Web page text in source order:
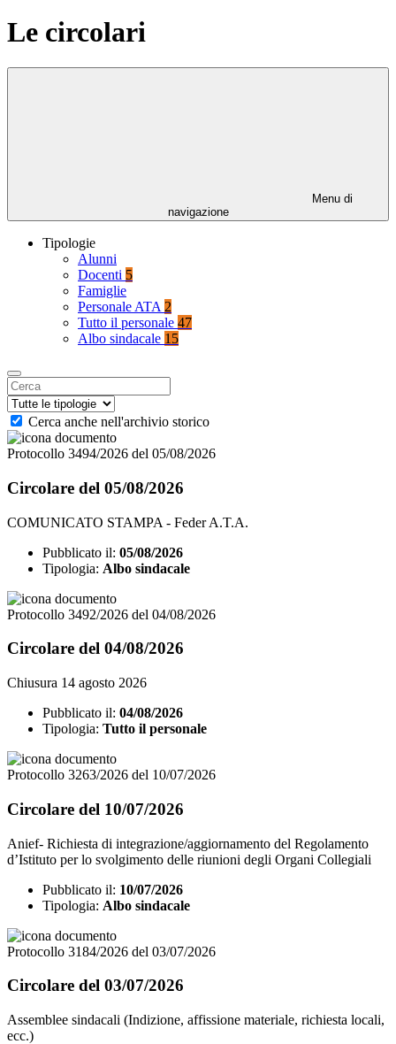
Le circolari
Menu di
navigazione
Tipologie
Alunni
Docenti 5
Famiglie
Personale ATA 2
Tutto il personale 47
Albo sindacale 15
Cerca anche nell'archivio storico
Protocollo 3494/2026 del 05/08/2026
Circolare del 05/08/2026
COMUNICATO STAMPA - Feder A.T.A.
Pubblicato il: 05/08/2026
Tipologia: Albo sindacale
Protocollo 3492/2026 del 04/08/2026
Circolare del 04/08/2026
Chiusura 14 agosto 2026
Pubblicato il: 04/08/2026
Tipologia: Tutto il personale
Protocollo 3263/2026 del 10/07/2026
Circolare del 10/07/2026
Anief- Richiesta di integrazione/aggiornamento del Regolamento
d’Istituto per lo svolgimento delle riunioni degli Organi Collegiali
Pubblicato il: 10/07/2026
Tipologia: Albo sindacale
Protocollo 3184/2026 del 03/07/2026
Circolare del 03/07/2026
Assemblee sindacali (Indizione, affissione materiale, richiesta locali,
ecc.)